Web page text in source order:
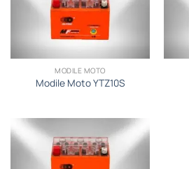
MODILE MOTO
Modile Moto YTZ10S